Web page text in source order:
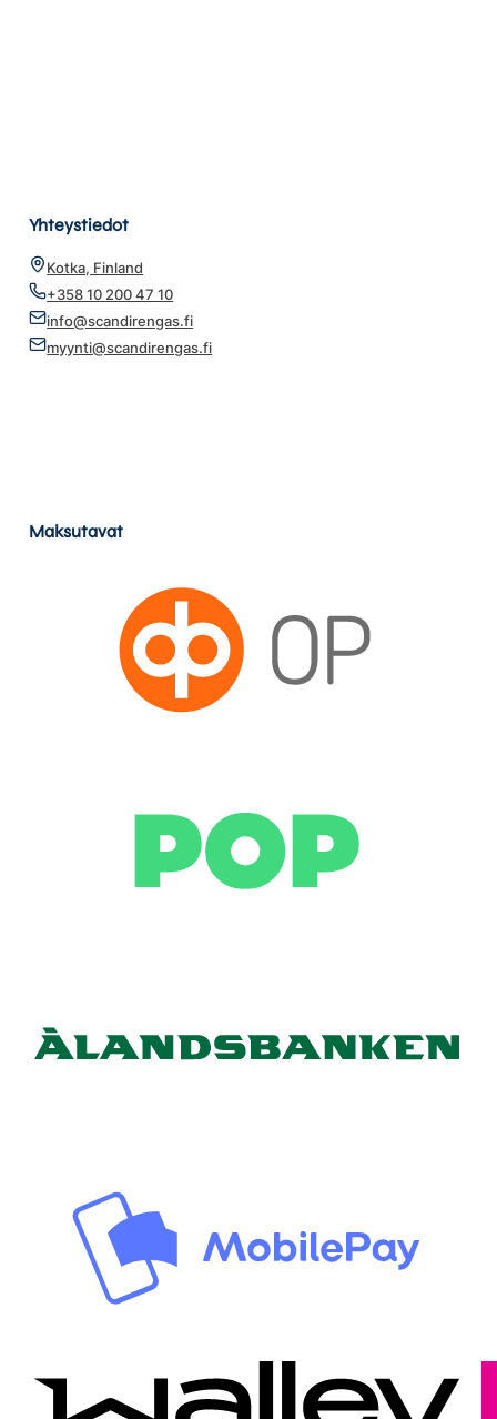
Yhteystiedot
Kotka, Finland
+358 10 200 47 10
info@scandirengas.fi
myynti@scandirengas.fi
Maksutavat